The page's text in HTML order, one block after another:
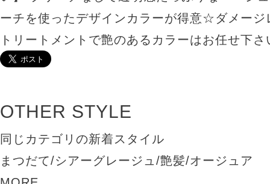
ーチを使ったデザインカラーが得意☆ダメージ
トリートメントで艶のあるカラーはお任せ下
OTHER STYLE
同じカテゴリの新着スタイル
まつだて/シアーグレージュ/艶髪/オージュア